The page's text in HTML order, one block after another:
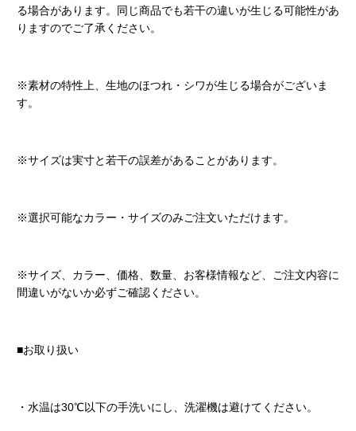
る場合があります。同じ商品でも若干の違いが生じる可能性があ
りますのでご了承ください。
※素材の特性上、生地のほつれ・シワが生じる場合がございま
す。
※サイズは実寸と若干の誤差があることがあります。
※選択可能なカラー・サイズのみご注文いただけます。
※サイズ、カラー、価格、数量、お客様情報など、ご注文内容に
間違いがないか必ずご確認ください。
■お取り扱い
・水温は30℃以下の手洗いにし、洗濯機は避けてください。